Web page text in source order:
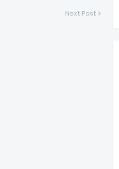
Next Post